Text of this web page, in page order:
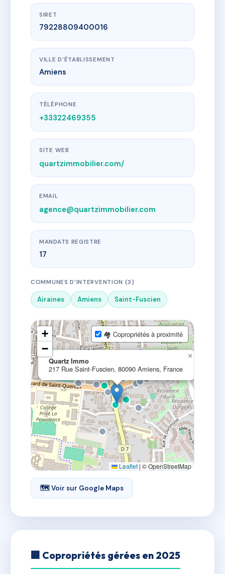
SIRET
79228809400016
VILLE D'ÉTABLISSEMENT
Amiens
TÉLÉPHONE
+33322469355
SITE WEB
quartzimmobilier.com/
EMAIL
agence@quartzimmobilier.com
MANDATS REGISTRE
17
COMMUNES D'INTERVENTION (3)
Airaines Amiens Saint-Fuscien
Quartz Immo
217 Rue Saint-Fuscien, 80090 Amiens, France
×
+
−
🏘 Copropriétés à proximité
Leaflet | © OpenStreetMap
🗺 Voir sur Google Maps
🏢 Copropriétés gérées en 2025